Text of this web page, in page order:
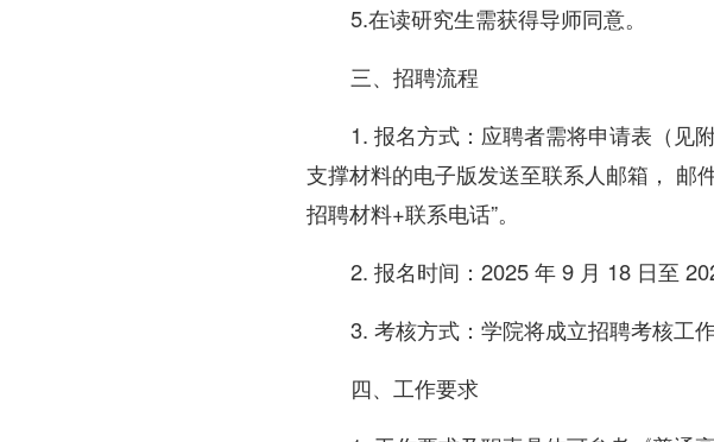
5.在读研究生需获得导师同意。
三、招聘流程
1. 报名方式：应聘者需将申请表（见
支撑材料的电子版发送至联系人邮箱， 邮
招聘材料+联系电话”。
2. 报名时间：2025 年 9 月 18 日至
3. 考核方式：学院将成立招聘考核工
四、工作要求